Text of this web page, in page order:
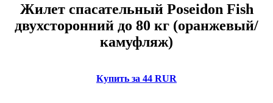
Жилет спасательный Poseidon Fish
двухсторонний до 80 кг (оранжевый/
камуфляж)
Купить за 44 RUR